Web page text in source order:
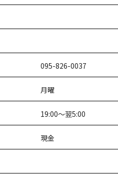
095-826-0037
月曜
19:00～翌5:00
現金